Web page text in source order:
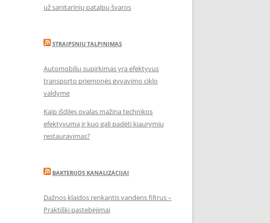
už sanitarinių patalpų švaros
STRAIPSNIU TALPINIMAS
Automobilių supirkimas yra efektyvus
transporto priemonės gyvavimo ciklo
valdyme
Kaip išdilęs ovalas mažina technikos
efektyvumą ir kuo gali padėti kiaurymių
restauravimas?
BAKTERIJOS KANALIZACIJAI
Dažnos klaidos renkantis vandens filtrus –
Praktiški pastebėjimai